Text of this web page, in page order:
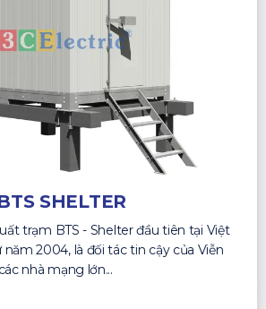
SHELTER
trạm BTS - Shelter đầu tiên tại Việt
2004, là đối tác tin cậy của Viễn
nhà mạng lớn...